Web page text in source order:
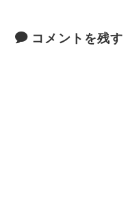
コメントを残す